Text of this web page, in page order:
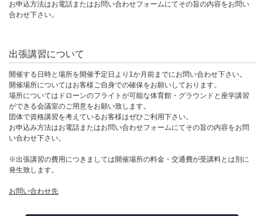
お申込方法はお電話またはお問い合わせフォームにてその旨の内容をお問い
合わせ下さい。
出張講習について
開催する日時と場所を開催予定日より1か月前までにお問い合わせ下さい。
開催場所についてはお客様ご自身での確保をお願いしております。
場所についてはドローンのフライトが可能な体育館・グラウンドと座学講習
ができる会議室のご用意をお願い致します。
団体で資格講習を考えているお客様はぜひご利用下さい。
お申込み方法はお電話またはお問い合わせフォームにてその旨の内容をお問
い合わせ下さい。
※出張講習の費用につきましては開催場所の料金・交通費が受講料とは別に
発生致します。
お問い合わせ先